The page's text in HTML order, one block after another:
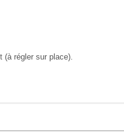
régler sur place).